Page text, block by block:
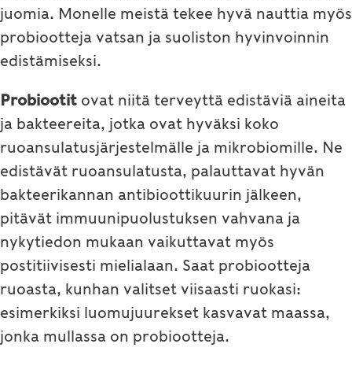
juomia. Monelle meistä tekee hyvä nauttia myös
probiootteja vatsan ja suoliston hyvinvoinnin
edistämiseksi.
Probiootit ovat niitä terveyttä edistäviä aineita
ja bakteereita, jotka ovat hyväksi koko
ruoansulatusjärjestelmälle ja mikrobiomille. Ne
edistävät ruoansulatusta, palauttavat hyvän
bakteerikannan antibioottikuurin jälkeen,
pitävät immuunipuolustuksen vahvana ja
nykytiedon mukaan vaikuttavat myös
postitiivisesti mielialaan. Saat probiootteja
ruoasta, kunhan valitset viisaasti ruokasi:
esimerkiksi luomujuurekset kasvavat maassa,
jonka mullassa on probiootteja.